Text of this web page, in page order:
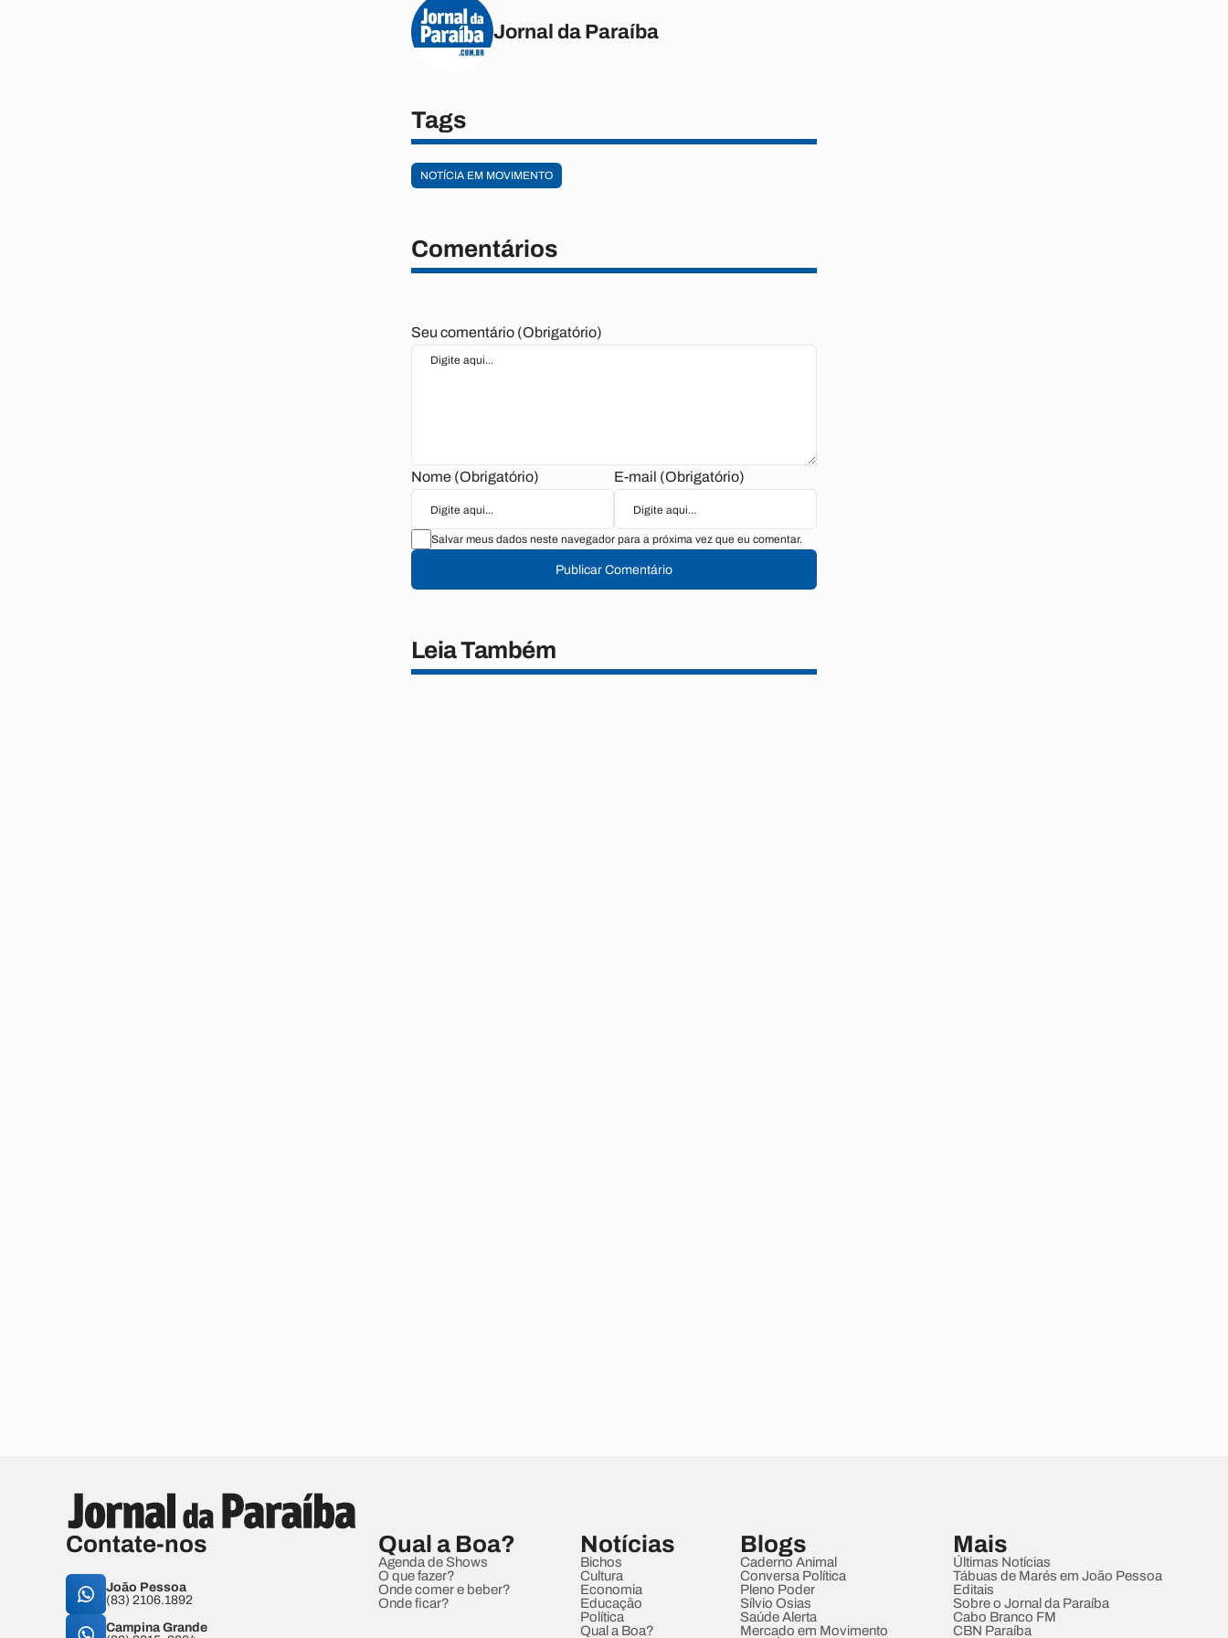
Jornal da Paraíba
Tags
NOTÍCIA EM MOVIMENTO
Comentários
Seu comentário (Obrigatório)
Nome (Obrigatório) E-mail (Obrigatório)
Salvar meus dados neste navegador para a próxima vez que eu comentar.
Publicar Comentário
Leia Também
Contate-nos
João Pessoa
(83) 2106.1892
Campina Grande
Qual a Boa?
Agenda de Shows
O que fazer?
Onde comer e beber?
Onde ficar?
Notícias
Bichos
Cultura
Economia
Educação
Política
Qual a Boa?
Blogs
Caderno Animal
Conversa Política
Pleno Poder
Sílvio Osias
Saúde Alerta
Mercado em Movimento
Mais
Últimas Notícias
Tábuas de Marés em João Pessoa
Editais
Sobre o Jornal da Paraíba
Cabo Branco FM
CBN Paraíba